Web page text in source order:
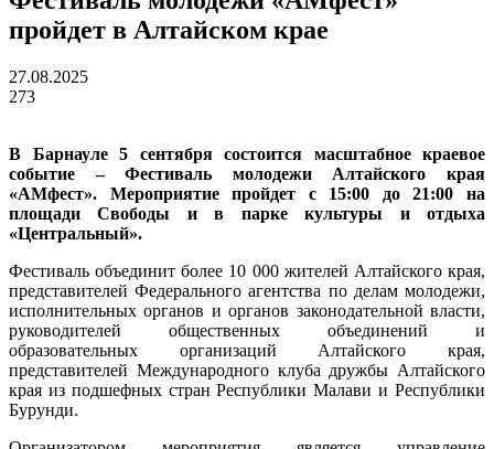
пройдет в Алтайском крае
27.08.2025
273
В Барнауле 5 сентября состоится масштабное краевое
событие – Фестиваль молодежи Алтайского края
«АМфест». Мероприятие пройдет с 15:00 до 21:00 на
площади Свободы и в парке культуры и отдыха
«Центральный».
Фестиваль объединит более 10 000 жителей Алтайского края,
представителей Федерального агентства по делам молодежи,
исполнительных органов и органов законодательной власти,
руководителей общественных объединений и
образовательных организаций Алтайского края,
представителей Международного клуба дружбы Алтайского
края из подшефных стран Республики Малави и Республики
Бурунди.